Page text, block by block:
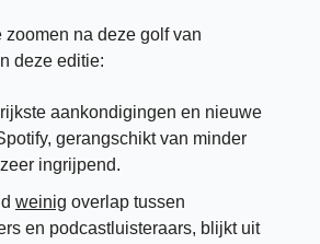
zoomen na deze golf van
deze editie:
aankondigingen en nieuwe
gerangschikt van minder
ingrijpend.
weinig overlap tussen
en podcastluisteraars, blijkt uit